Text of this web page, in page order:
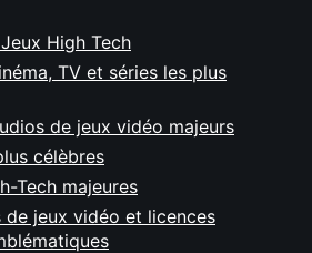
High Tech
TV et séries les plus
de jeux vidéo majeurs
célèbres
Tech majeures
de jeux vidéo et licences